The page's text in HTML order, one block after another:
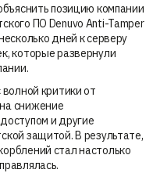
позицию компании
ПО Denuvo Anti-Tamper
дней к серверу
которые развернули
волной критики от
снижение
и другие
защитой. В результате,
стал настолько